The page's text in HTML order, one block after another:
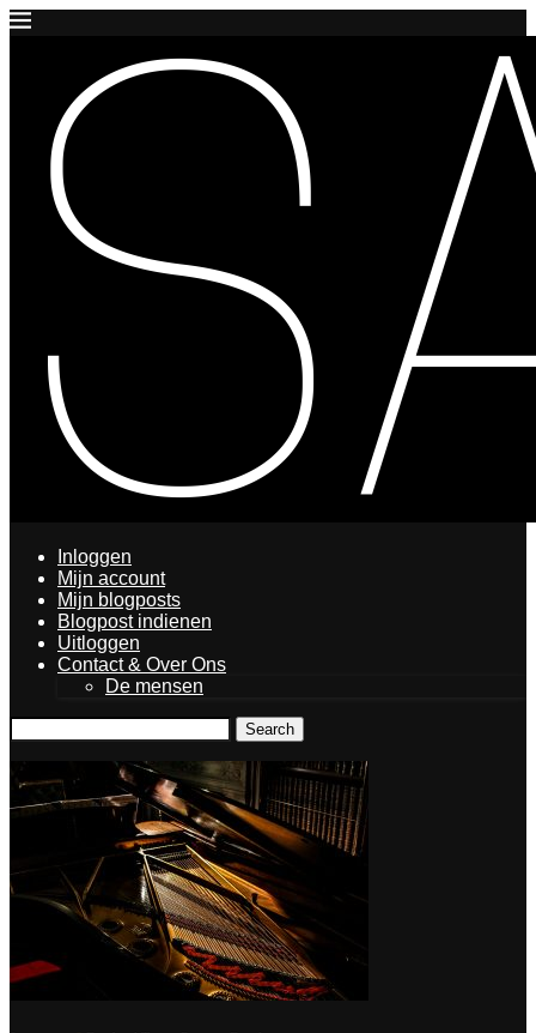
Inloggen
Mijn account
Mijn blogposts
Blogpost indienen
Uitloggen
Contact & Over Ons
De mensen
Search